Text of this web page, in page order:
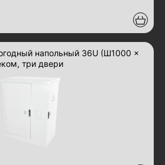
напольный 36U (Ш1000 ×
три двери